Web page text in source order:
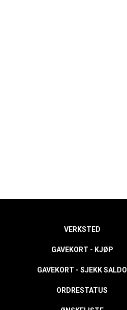
VERKSTED
GAVEKORT - KJØP
GAVEKORT - SJEKK SALDO
ORDRESTATUS